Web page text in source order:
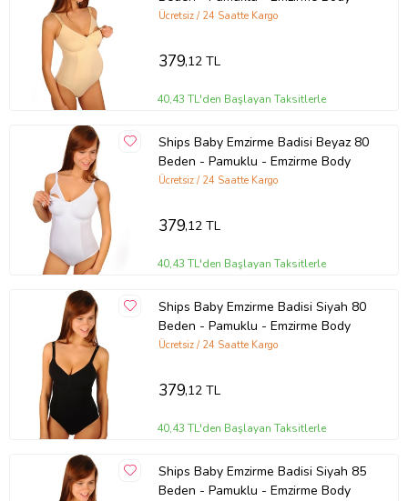
Ücretsiz / 24 Saatte Kargo
379,12 TL
40,43 TL'den Başlayan Taksitlerle
Ships Baby Emzirme Badisi Beyaz 80
Beden - Pamuklu - Emzirme Body
Ücretsiz / 24 Saatte Kargo
379,12 TL
40,43 TL'den Başlayan Taksitlerle
Ships Baby Emzirme Badisi Siyah 80
Beden - Pamuklu - Emzirme Body
Ücretsiz / 24 Saatte Kargo
379,12 TL
40,43 TL'den Başlayan Taksitlerle
Ships Baby Emzirme Badisi Siyah 85
Beden - Pamuklu - Emzirme Body